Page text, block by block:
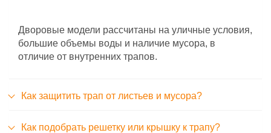
Дворовые модели рассчитаны на уличные условия,
большие объемы воды и наличие мусора, в
отличие от внутренних трапов.
Как защитить трап от листьев и мусора?
Как подобрать решетку или крышку к трапу?